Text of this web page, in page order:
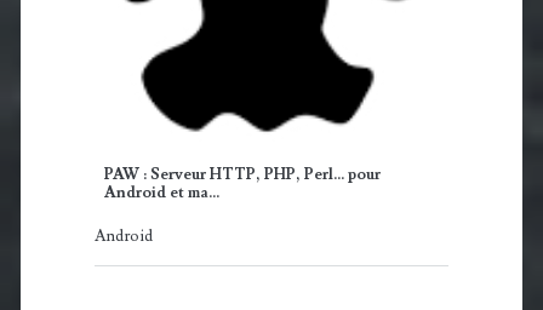
PAW : Serveur HTTP, PHP, Perl... pour
Android et ma…
Android